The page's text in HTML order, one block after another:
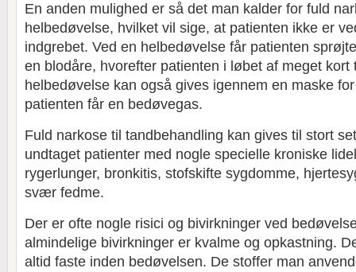
En anden mulighed er så det man kalder for fuld
helbedøvelse, hvilket vil sige, at patienten ikke er
indgrebet. Ved en helbedøvelse får patienten
en blodåre, hvorefter patienten i løbet af meget kort
helbedøvelse kan også gives igennem en maske
patienten får en bedøvegas.
Fuld narkose til tandbehandling kan gives til stort
undtaget patienter med nogle specielle kroniske
rygerlunger, bronkitis, stofskifte sygdomme,
svær fedme.
Der er ofte nogle risici og bivirkninger ved
almindelige bivirkninger er kvalme og opkastning.
altid faste inden bedøvelsen. De stoffer man